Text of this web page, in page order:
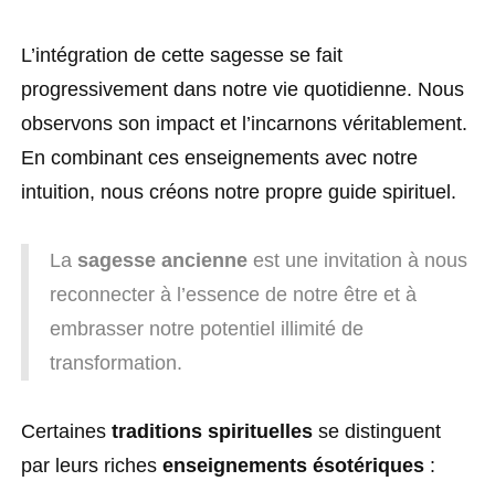
L’intégration de cette sagesse se fait
progressivement dans notre vie quotidienne. Nous
observons son impact et l’incarnons véritablement.
En combinant ces enseignements avec notre
intuition, nous créons notre propre guide spirituel.
La sagesse ancienne est une invitation à nous
reconnecter à l’essence de notre être et à
embrasser notre potentiel illimité de
transformation.
Certaines traditions spirituelles se distinguent
par leurs riches enseignements ésotériques :